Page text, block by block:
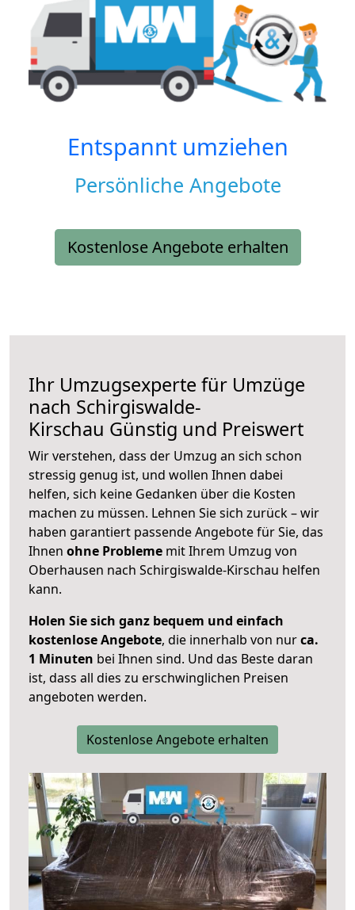
Entspannt umziehen
Persönliche Angebote
Kostenlose Angebote erhalten
Ihr Umzugsexperte für Umzüge
nach Schirgiswalde-
Kirschau Günstig und Preiswert
Wir verstehen, dass der Umzug an sich schon
stressig genug ist, und wollen Ihnen dabei
helfen, sich keine Gedanken über die Kosten
machen zu müssen. Lehnen Sie sich zurück – wir
haben garantiert passende Angebote für Sie, das
Ihnen ohne Probleme mit Ihrem Umzug von
Oberhausen nach Schirgiswalde-Kirschau helfen
kann.
Holen Sie sich ganz bequem und einfach
kostenlose Angebote, die innerhalb von nurca.
1 Minuten bei Ihnen sind. Und das Beste daran
ist, dass all dies zu erschwinglichen Preisen
angeboten werden.
Kostenlose Angebote erhalten